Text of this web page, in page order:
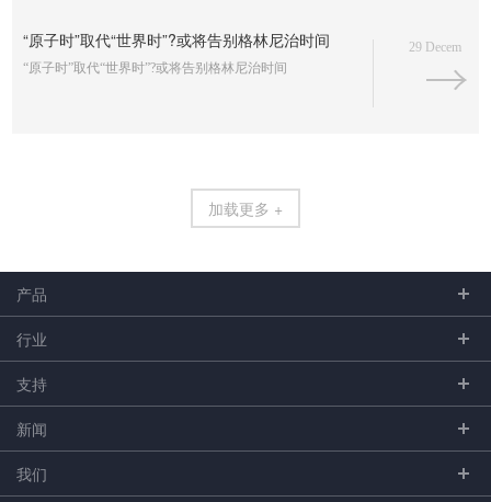
“原子时”取代“世界时”?或将告别格林尼治时间
“原子时”取代“世界时”?或将告别格林尼治时间
29 Decem
加载更多 +
产品
行业
支持
新闻
我们